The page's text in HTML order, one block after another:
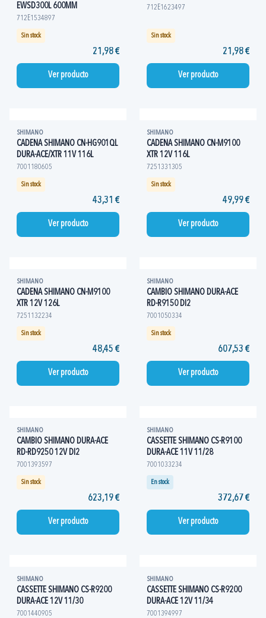
EWSD300L 600MM
712E1534897
Sin stock
21,98 €
Ver producto
712E1623497
Sin stock
21,98 €
Ver producto
SHIMANO
CADENA SHIMANO CN-HG901QL
DURA-ACE/XTR 11V 116L
7001180605
Sin stock
43,31 €
Ver producto
SHIMANO
CADENA SHIMANO CN-M9100
XTR 12V 116L
7251331305
Sin stock
49,99 €
Ver producto
SHIMANO
CADENA SHIMANO CN-M9100
XTR 12V 126L
7251132234
Sin stock
48,45 €
Ver producto
SHIMANO
CAMBIO SHIMANO DURA-ACE
RD-R9150 DI2
7001050334
Sin stock
607,53 €
Ver producto
SHIMANO
CAMBIO SHIMANO DURA-ACE
RD-RD9250 12V DI2
7001393597
Sin stock
623,19 €
Ver producto
SHIMANO
CASSETTE SHIMANO CS-R9100
DURA-ACE 11V 11/28
7001033234
En stock
372,67 €
Ver producto
SHIMANO
CASSETTE SHIMANO CS-R9200
DURA-ACE 12V 11/30
7001440905
SHIMANO
CASSETTE SHIMANO CS-R9200
DURA-ACE 12V 11/34
7001394997